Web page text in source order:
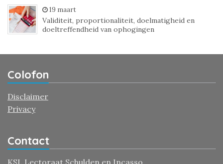
19 maart
Validiteit, proportionaliteit, doelmatigheid en
doeltreffendheid van ophogingen
Colofon
Disclaimer
Privacy
Contact
KSI, Lectoraat Schulden en Incasso